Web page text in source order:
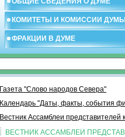
КОМИТЕТЫ И КОМИССИИ ДУМЫ
ФРАКЦИИ В ДУМЕ
Газета "Слово народов Севера"
Календарь "Даты, факты, события
Вестник Ассамблеи
ВЕСТНИК АССАМБЛЕИ